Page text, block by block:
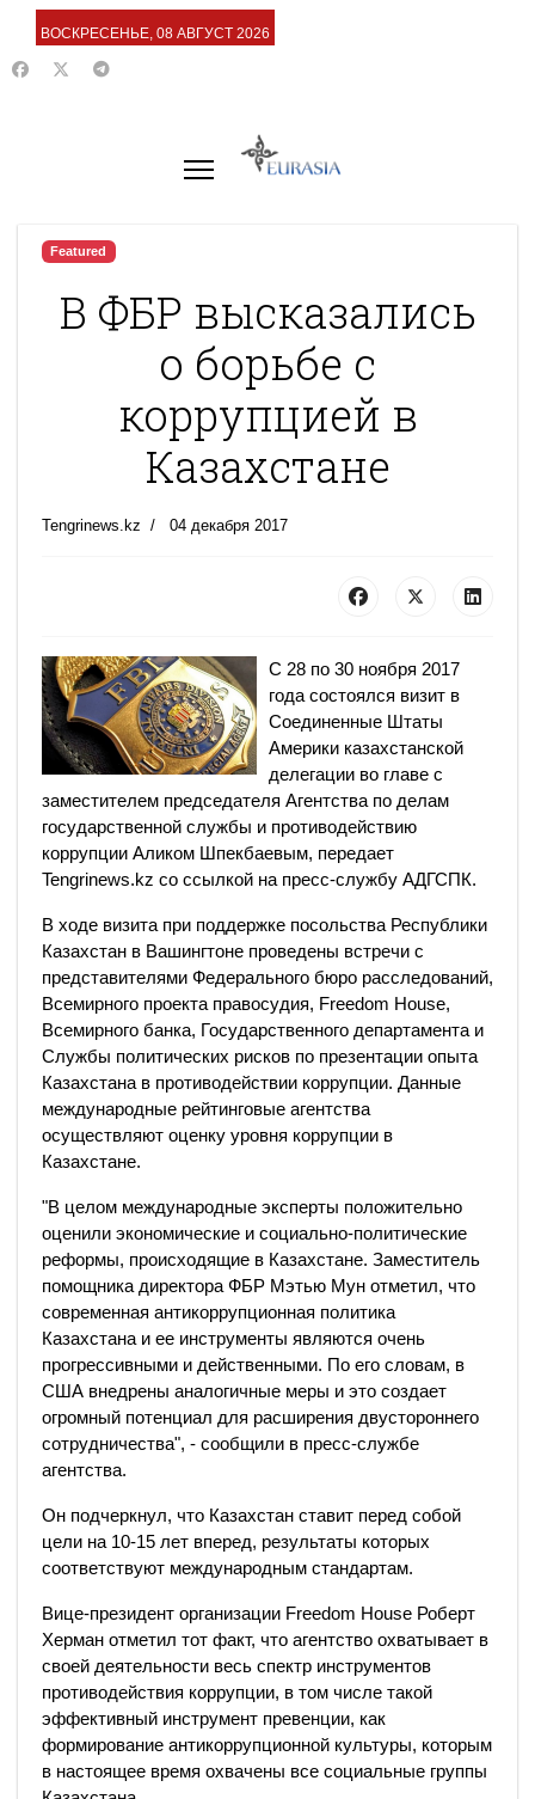
ВОСКРЕСЕНЬЕ, 08 АВГУСТ 2026
Featured
В ФБР высказались
о борьбе с
коррупцией в
Казахстане
Tengrinews.kz 04 декабря 2017
С 28 по 30 ноября 2017
года состоялся визит в
Соединенные Штаты
Америки казахстанской
делегации во главе с
заместителем председателя Агентства по делам
государственной службы и противодействию
коррупции Аликом Шпекбаевым, передает
Tengrinews.kz со ссылкой на пресс-службу АДГСПК.
В ходе визита при поддержке посольства Республики
Казахстан в Вашингтоне проведены встречи с
представителями Федерального бюро расследований,
Всемирного проекта правосудия, Freedom House,
Всемирного банка, Государственного департамента и
Службы политических рисков по презентации опыта
Казахстана в противодействии коррупции. Данные
международные рейтинговые агентства
осуществляют оценку уровня коррупции в
Казахстане.
"В целом международные эксперты положительно
оценили экономические и социально-политические
реформы, происходящие в Казахстане. Заместитель
помощника директора ФБР Мэтью Мун отметил, что
современная антикоррупционная политика
Казахстана и ее инструменты являются очень
прогрессивными и действенными. По его словам, в
США внедрены аналогичные меры и это создает
огромный потенциал для расширения двустороннего
сотрудничества", - сообщили в пресс-службе
агентства.
Он подчеркнул, что Казахстан ставит перед собой
цели на 10-15 лет вперед, результаты которых
соответствуют международным стандартам.
Вице-президент организации Freedom House Роберт
Херман отметил тот факт, что агентство охватывает в
своей деятельности весь спектр инструментов
противодействия коррупции, в том числе такой
эффективный инструмент превенции, как
формирование антикоррупционной культуры, которым
в настоящее время охвачены все социальные группы